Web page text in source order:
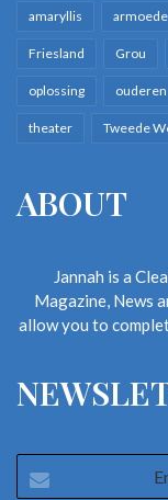
amaryllis armoede
Friesland Grou
oplossing ouderen
theater Tweede
ABOUT
Jannah is a
Magazine, News
allow you to
your